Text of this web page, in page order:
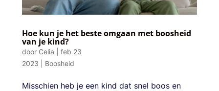
Hoe kun je het beste omgaan met boosheid
van je kind?
door Celia
feb 23
2023
Boosheid
Misschien heb je een kind dat snel boos en